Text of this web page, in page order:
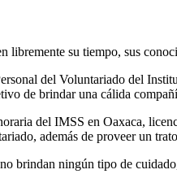
su tiempo, sus
del Voluntariado del
de brindar una cálida
del IMSS en Oaxaca,
además de proveer un
brindan ningún tipo de